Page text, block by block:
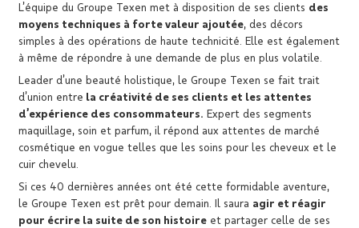
L’équipe du Groupe Texen met à disposition de ses clients des
moyens techniques à forte valeur ajoutée, des décors
simples à des opérations de haute technicité. Elle est également
à même de répondre à une demande de plus en plus volatile.
Leader d’une beauté holistique, le Groupe Texen se fait trait
d’union entre la créativité de ses clients et les attentes
d’expérience des consommateurs. Expert des segments
maquillage, soin et parfum, il répond aux attentes de marché
cosmétique en vogue telles que les soins pour les cheveux et le
cuir chevelu.
Si ces 40 dernières années ont été cette formidable aventure,
le Groupe Texen est prêt pour demain. Il saura agir et réagir
pour écrire la suite de son histoire et partager celle de ses